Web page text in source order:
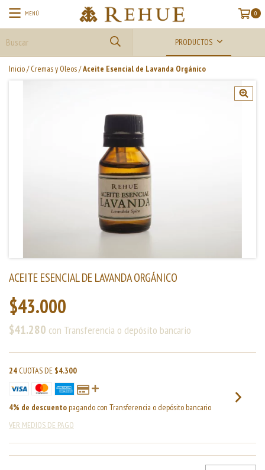
MENÚ 0
PRODUCTOS
Inicio/ Cremas y Oleos/Aceite Esencial de Lavanda Orgánico
ACEITE ESENCIAL DE LAVANDA ORGÁNICO
$43.000
$41.280 con Transferencia o depósito bancario
24 CUOTAS DE $4.300
4% de descuentopagando con Transferencia o depósito bancario
VER MEDIOS DE PAGO